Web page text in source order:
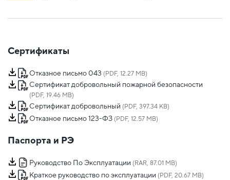
Сертификаты
Отказное письмо 043 (PDF, 12.27 MB)
Сертификат добровольный пожарной безопасности
(PDF, 19.46 MB)
Сертификат добровольный (PDF, 397.34 KB)
Отказное письмо 123-ФЗ (PDF, 12.57 MB)
Паспорта и РЭ
Руководство По Эксплуатации (RAR, 87.01 MB)
Краткое руководство по эксплуатации (PDF, 20.67 MB)